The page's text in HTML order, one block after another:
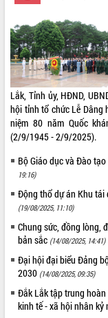
Lễ truy điệu và an táng hài
tại Nghĩa trang Liệt sĩ xã
Bàn giải pháp tháo gỡ khó
xuất khẩu sầu riêng và
định EUDR
Thứ trưởng Bộ Nông nghiệp
trường Nguyễn Hoàng
vùng trồng và doanh
sầu riêng tại Đắk Lắk
Trình diễn nghệ thuật chế
món ăn từ sầu riêng
Đắk Lắk công bố Quy hoạch
tiến đầu tư tỉnh
Ngành cá ngừ Đắk Lắk chủ
Diễn đàn Kinh tế tư nhân
phá cơ chế - Hợp tác công tư
Đề án 06 tạo bước ngoặt
cải cách hành chính tỉnh
Kết nối tour, đẩy mạnh
để phát triển du lịch Đắk
Lắk, Tỉnh ủy, HĐND,
hội tỉnh tổ chức Lễ Dâng
niệm 80 năm Quốc
(2/9/1945 - 2/9/2025).
Bộ Giáo dục và Đào
19:16)
Động thổ dự án Khu tái
(19/08/2025, 11:10)
Chung sức, đồng lòng,
bản sắc (14/08/2025, 14:41)
Đại hội đại biểu Đảng
2030 (14/08/2025, 09:35)
Đắk Lắk tập trung
kinh tế - xã hội nhân